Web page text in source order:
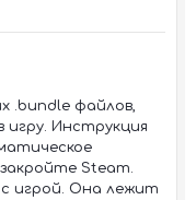
.bundle файлов,
игру. Инструкция
Steam.
игрой. Она лежит